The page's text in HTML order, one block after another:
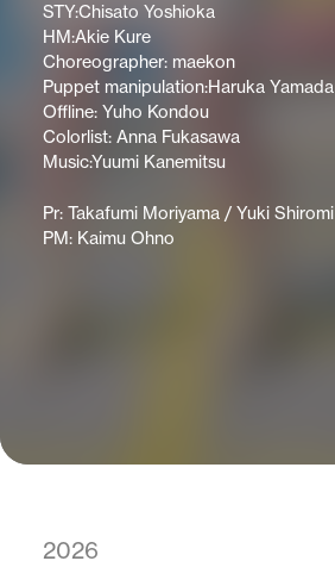
STY:Chisato Yoshioka
HM:Akie Kure
Choreographer: maekon
Puppet manipulation:Haruka Yamada
Offline: Yuho Kondou
Colorlist: Anna Fukasawa
Music:Yuumi Kanemitsu
Pr: Takafumi Moriyama / Yuki Shiromi
PM: Kaimu Ohno
2026